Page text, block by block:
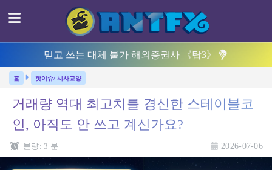
믿고 쓰는 대체 불가 해외증권사 《탑3》
핫이슈/ 시사교양
거래량 역대 최고치를 경신한 스테이블코
인, 아직도 안 쓰고 계신가요?
2026-07-06
분량: 3 분